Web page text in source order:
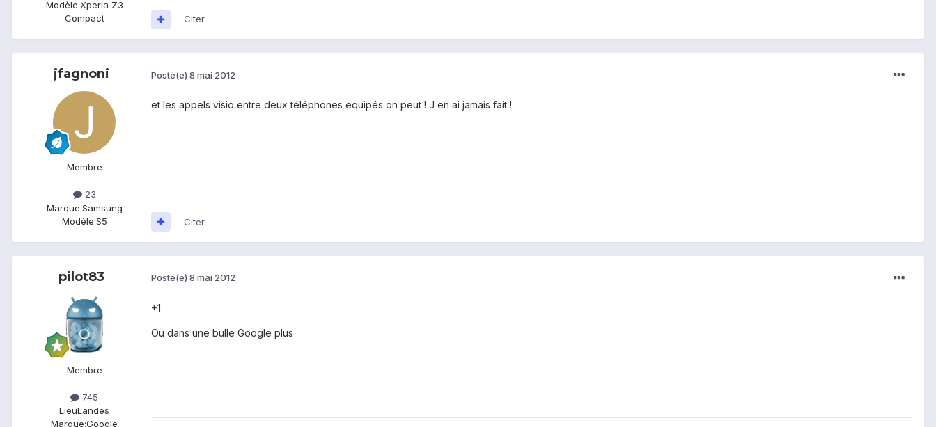
Modèle:Xperia Z3
Compact
Citer
jfagnoni
Membre
23
Marque:Samsung
Modèle:S5
Posté(e) 8 mai 2012
et les appels visio entre deux téléphones equipés on peut ! J en ai jamais fait !
Citer
pilot83
Membre
745
LieuLandes
Marque:Google
Posté(e) 8 mai 2012
+1
Ou dans une bulle Google plus